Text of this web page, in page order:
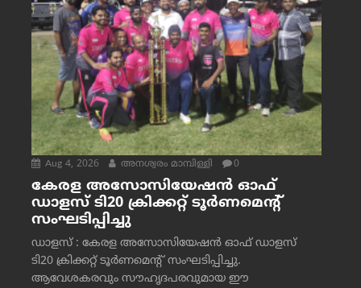
Aug 4, 2026 അനശ്വരം മാമ്പിള്ളി 0
കേരള അസോസിയേഷൻ ഓഫ്
ഡാളസ് ടി20 ക്രിക്കറ്റ് ടൂർണമെന്റ്
സംഘടിപ്പിച്ചു
ഡാളസ് : കേരള അസോസിയേഷൻ ഓഫ് ഡാളസ്
ടി20 ക്രിക്കറ്റ് ടൂർണമെന്റ് സംഘടിപ്പിച്ചു.
ആവേശകരവും സൗഹൃദപരവുമായ ഈ